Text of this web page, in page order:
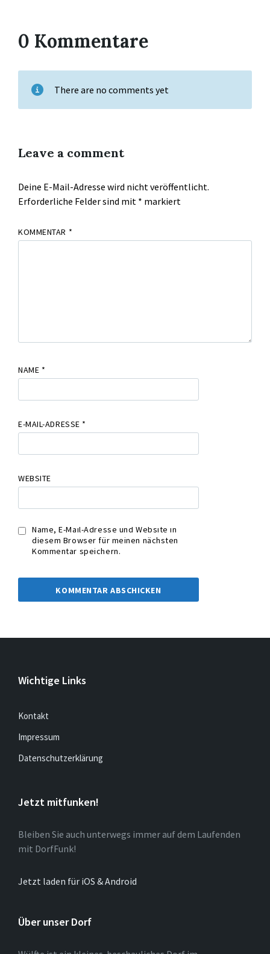
0 Kommentare
There are no comments yet
Leave a comment
Deine E-Mail-Adresse wird nicht veröffentlicht.
Erforderliche Felder sind mit * markiert
KOMMENTAR *
NAME *
E-MAIL-ADRESSE *
WEBSITE
Name, E-Mail-Adresse und Website in
diesem Browser für meinen nächsten
Kommentar speichern.
Wichtige Links
Kontakt
Impressum
Datenschutzerklärung
Jetzt mitfunken!
Bleiben Sie auch unterwegs immer auf dem Laufenden
mit DorfFunk!
Jetzt laden für iOS & Android
Über unser Dorf